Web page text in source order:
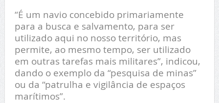
“É um navio concebido primariamente
para a busca e salvamento, para ser
utilizado aqui no nosso território, mas
permite, ao mesmo tempo, ser utilizado
em outras tarefas mais militares”, indicou,
dando o exemplo da “pesquisa de minas”
ou da “patrulha e vigilância de espaços
marítimos”.